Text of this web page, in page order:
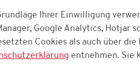
Ihrer Einwilligung
Google Analytics, Hotjar
Cookies als auch über
entnehmen. Sie